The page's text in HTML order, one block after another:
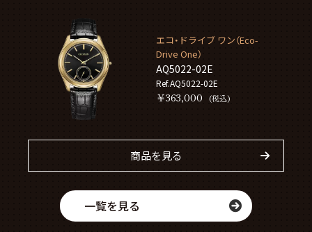
エコ・ドライブ ワン（Eco-
Drive One）
AQ5022-02E
Ref.AQ5022-02E
￥363,000 (税込)
商品を見る
一覧を見る